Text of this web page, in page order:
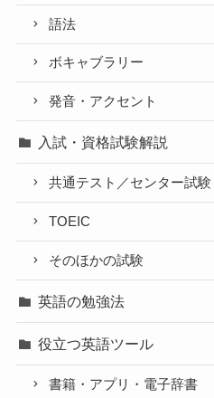
語法
ボキャブラリー
発音・アクセント
入試・資格試験解説
共通テスト／センター試験
TOEIC
そのほかの試験
英語の勉強法
役立つ英語ツール
書籍・アプリ・電子辞書